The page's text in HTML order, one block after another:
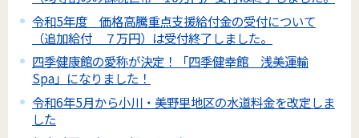
令和5年度 価格高騰重点支援給付金の受付について
（追加給付 ７万円）は受付終了しました。
四季健康館の愛称が決定！「四季健幸館 浅美運輸
Spa」になりました！
令和6年5月から小川・美野里地区の水道料金を改定しま
した